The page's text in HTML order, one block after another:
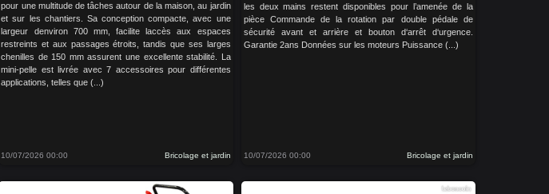
pour une multitude de tâches autour de la maison, au jardin
et sur les chantiers. Sa conception compacte, avec une
largeur denviron 700 mm, facilite laccès aux espaces
restreints et aux passages étroits, tandis que ses larges
chenilles de 150 mm assurent une excellente stabilité. La
mini-pelle est livrée avec 7 accessoires pour différentes
applications, telles que (...)
10/07/2026 00:00 Bricolage et jardin
les deux mains restent disponibles pour l’amenée de la
pièce Commande de la rotation par double pédale de
sécurité avant et arrière et bouton d‘arrêt d‘urgence.
Garantie 2ans Données sur les moteurs Puissance (...)
10/07/2026 00:00 Bricolage et jardin